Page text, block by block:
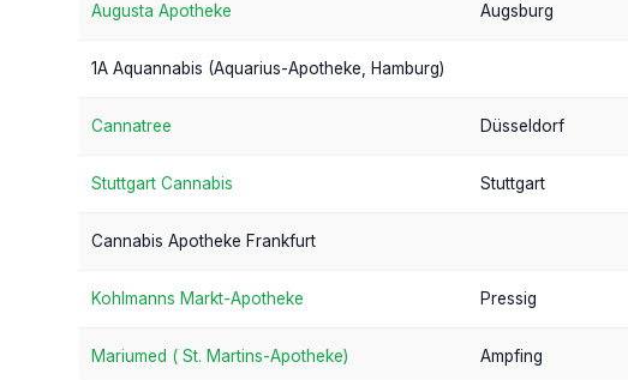
Augusta Apotheke Augsburg
1A Aquannabis (Aquarius-Apotheke, Hamburg)
Cannatree Düsseldorf
Stuttgart Cannabis Stuttgart
Cannabis Apotheke Frankfurt
Kohlmanns Markt-Apotheke Pressig
Mariumed ( St. Martins-Apotheke) Ampfing